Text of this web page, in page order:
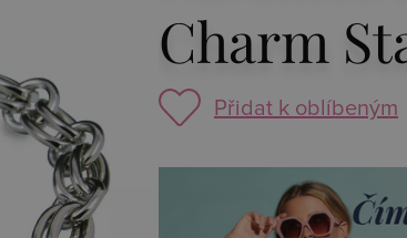
Charm
Přidat k oblíbeným